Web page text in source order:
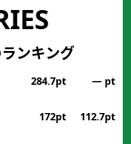
ンキング
284.7pt ― pt
172pt 112.7pt